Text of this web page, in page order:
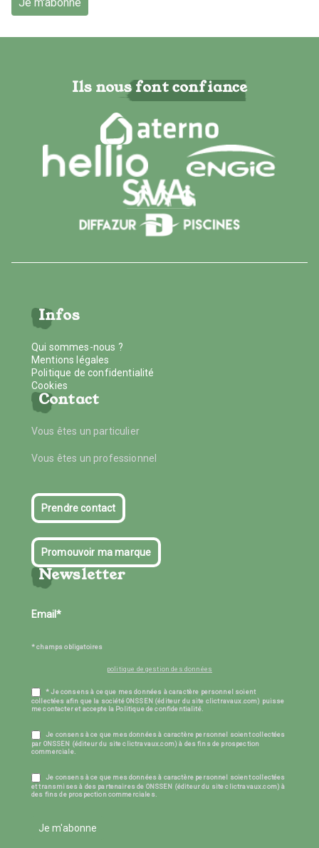
Je m'abonne
Ils nous font confiance
Infos
Qui sommes-nous ?
Mentions légales
Politique de confidentialité
Cookies
Contact
Vous êtes un particulier
Vous êtes un professionnel
Prendre contact
Promouvoir ma marque
Newsletter
* champs obligatoires
politique de gestion des données
* Je consens à ce que mes données à caractère personnel soient
collectées afin que la société ONSSEN (éditeur du site clictravaux.com) puisse
me contacter et accepte la Politique de confidentialité.
Je consens à ce que mes données à caractère personnel soient collectées
par ONSSEN (éditeur du site clictravaux.com) à des fins de prospection
commerciale.
Je consens à ce que mes données à caractère personnel soient collectées
et transmises à des partenaires de ONSSEN (éditeur du site clictravaux.com) à
des fins de prospection commerciales.
Je m'abonne